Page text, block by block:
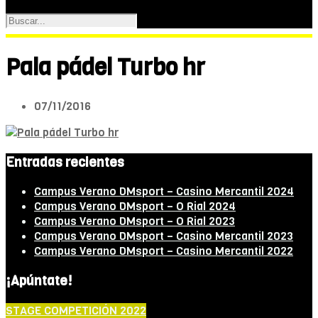
Pala pádel Turbo hr
07/11/2016
Entradas recientes
Campus Verano DMsport – Casino Mercantil 2024
Campus Verano DMsport – O Rial 2024
Campus Verano DMsport – O Rial 2023
Campus Verano DMsport – Casino Mercantil 2023
Campus Verano DMsport – Casino Mercantil 2022
¡Apúntate!
STAGE COMPETICIÓN 2022